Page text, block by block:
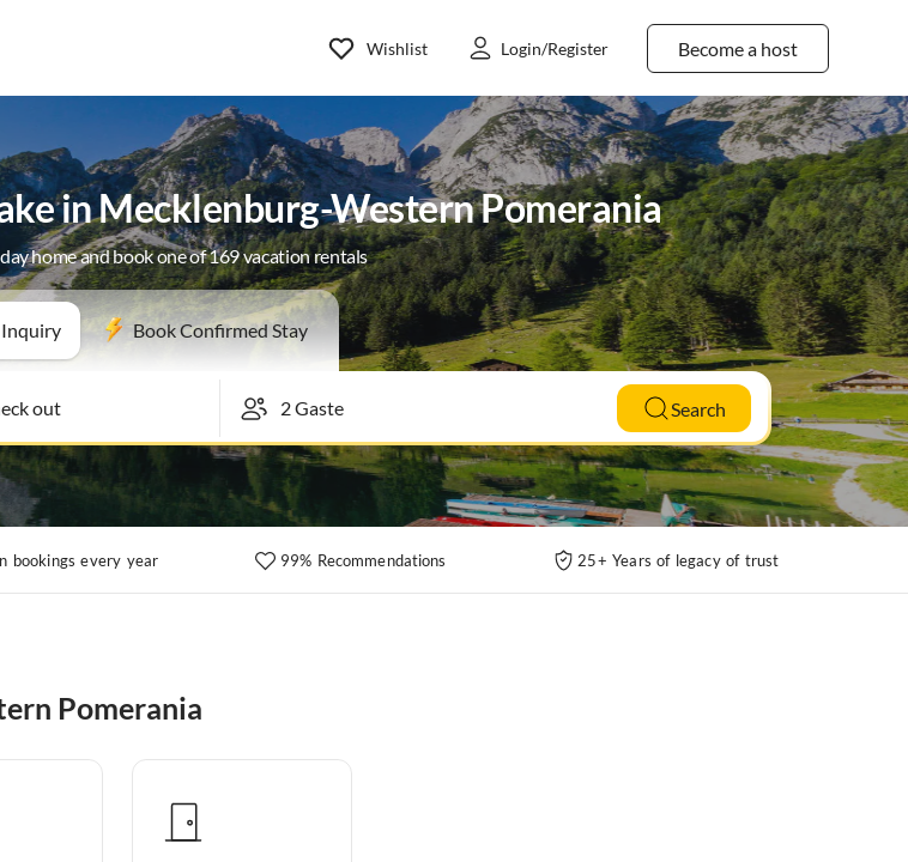
Become a host
Wishlist Login/Register
in Mecklenburg-Western Pomerania
home and book one of 169 vacation rentals
Inquiry Book Confirmed Stay
out Search
bookings every year 99% Recommendations 25+ Years of legacy of trust
Pomerania